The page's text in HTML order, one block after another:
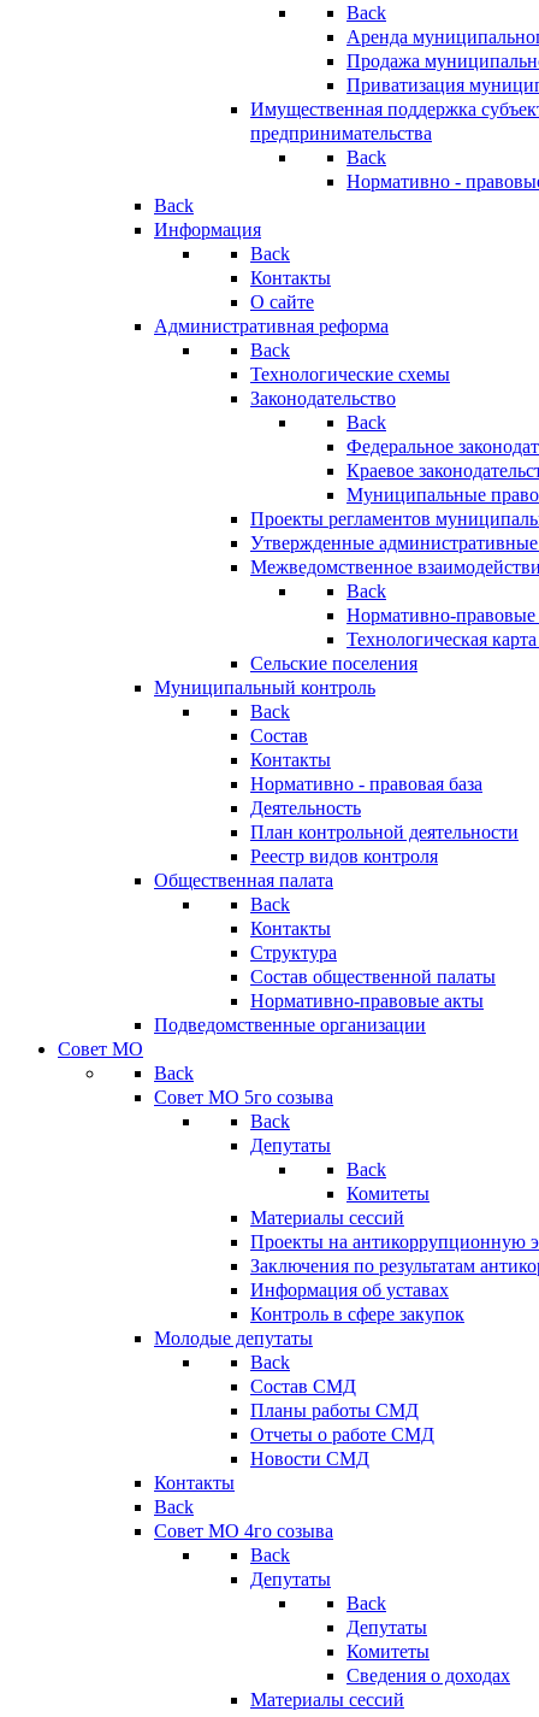
Back
Аренда
Продажа
Приватизация
Имущественная поддержка
предпринимательства
Back
Нормативно -
Back
Информация
Back
Контакты
О сайте
Административная реформа
Back
Технологические схемы
Законодательство
Back
Федеральное
Краевое
Муниципальные
Проекты регламентов
Утвержденные
Межведомственное
Back
Нормативно-правовые
Технологическая
Сельские поселения
Муниципальный контроль
Back
Состав
Контакты
Нормативно - правовая база
Деятельность
План контрольной деятельности
Реестр видов контроля
Общественная палата
Back
Контакты
Структура
Состав общественной палаты
Нормативно-правовые акты
Подведомственные организации
Совет МО
Back
Совет МО 5го созыва
Back
Депутаты
Back
Комитеты
Материалы сессий
Проекты на антикоррупционную
Заключения по результатам
Информация об уставах
Контроль в сфере закупок
Молодые депутаты
Back
Состав СМД
Планы работы СМД
Отчеты о работе СМД
Новости СМД
Контакты
Back
Совет МО 4го созыва
Back
Депутаты
Back
Депутаты
Комитеты
Сведения о доходах
Материалы сессий